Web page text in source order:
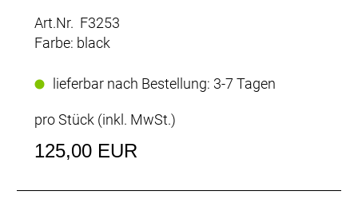
Art.Nr. F3253
Farbe: black
lieferbar nach Bestellung: 3-7 Tagen
pro Stück (inkl. MwSt.)
125,00 EUR